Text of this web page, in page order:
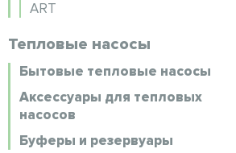
ART
Тепловые насосы
Бытовые тепловые насосы
Аксессуары для тепловых
насосов
Буферы и резервуары